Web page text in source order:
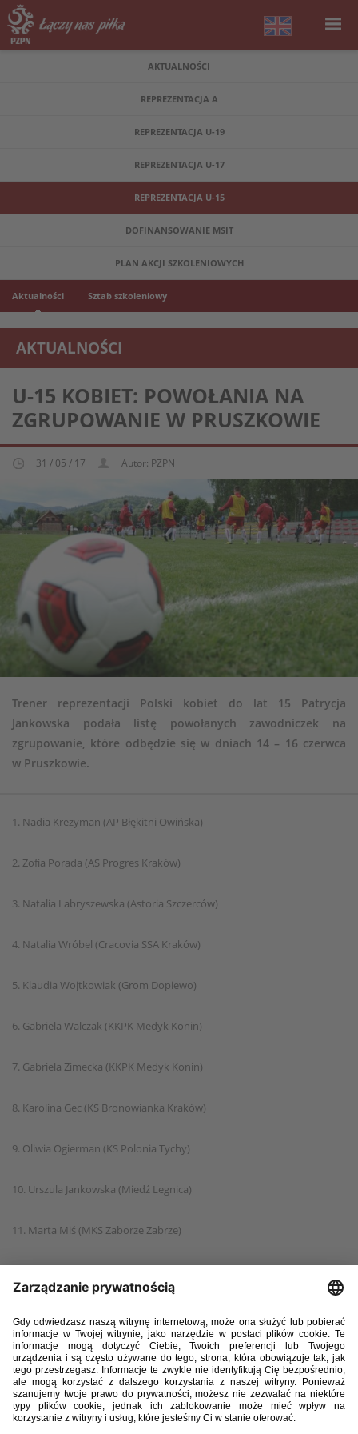
AKTUALNOŚCI
REPREZENTACJA A
REPREZENTACJA U-19
REPREZENTACJA U-17
REPREZENTACJA U-15
DOFINANSOWANIE MSIT
PLAN AKCJI SZKOLENIOWYCH
Aktualności Sztab szkoleniowy
AKTUALNOŚCI
REPREZENTACJA KOBIECA U-15
U-15 KOBIET: POWOŁANIA NA
ZGRUPOWANIE W PRUSZKOWIE
31 / 05 / 17 Autor: PZPN
Trener reprezentacji Polski kobiet do lat 15 Patrycja
Jankowska podała listę powołanych zawodniczek na
zgrupowanie, które odbędzie się w dniach 14 – 16 czerwca
w Pruszkowie.
1. Nadia Krezyman (AP Błękitni Owińska)
2. Zofia Porada (AS Progres Kraków)
3. Natalia Labryszewska (Astoria Szczerców)
4. Natalia Wróbel (Cracovia SSA Kraków)
5. Klaudia Wojtkowiak (Grom Dopiewo)
6. Gabriela Walczak (KKPK Medyk Konin)
7. Gabriela Zimecka (KKPK Medyk Konin)
8. Karolina Gec (KS Bronowianka Kraków)
9. Oliwia Ogierman (KS Polonia Tychy)
10. Urszula Jankowska (Miedź Legnica)
11. Marta Miś (MKS Zaborze Zabrze)
14. Maja Szydełko (Stilon Gorzów Wielkopolski)
15. Julia Dereń (UKS SMS Łódź)